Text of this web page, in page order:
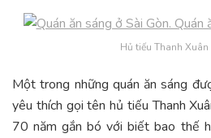
Hủ tiếu Thanh Xuân
Một trong những quán ăn sáng
yêu thích gọi tên hủ tiếu Thanh
70 năm gắn bó với biết bao thế